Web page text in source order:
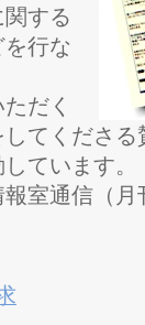
する
行な
だく
てくださ
ています。
室通信（